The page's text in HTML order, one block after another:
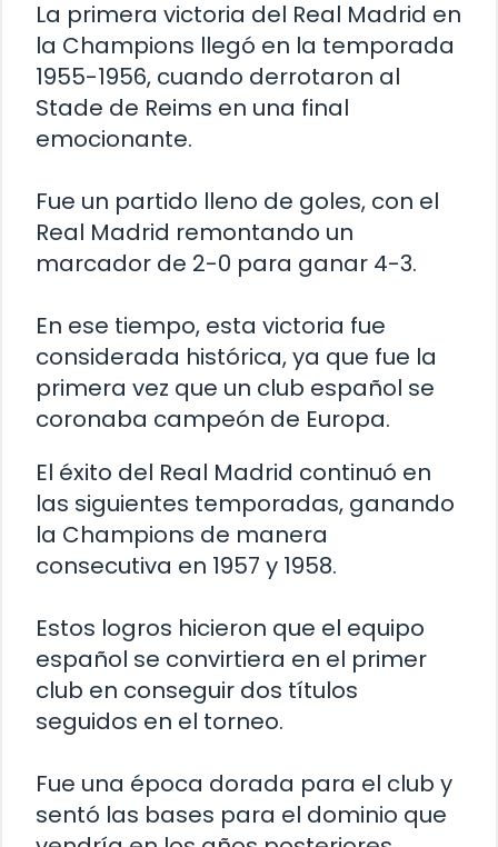
La primera victoria del Real Madrid en
la Champions llegó en la temporada
1955-1956, cuando derrotaron al
Stade de Reims en una final
emocionante.
Fue un partido lleno de goles, con el
Real Madrid remontando un
marcador de 2-0 para ganar 4-3.
En ese tiempo, esta victoria fue
considerada histórica, ya que fue la
primera vez que un club español se
coronaba campeón de Europa.
El éxito del Real Madrid continuó en
las siguientes temporadas, ganando
la Champions de manera
consecutiva en 1957 y 1958.
Estos logros hicieron que el equipo
español se convirtiera en el primer
club en conseguir dos títulos
seguidos en el torneo.
Fue una época dorada para el club y
sentó las bases para el dominio que